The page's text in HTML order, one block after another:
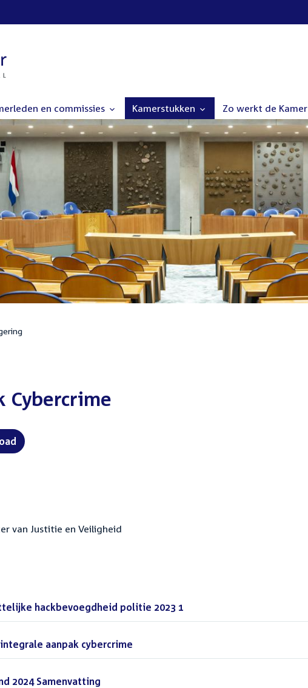
en commissies Kamerstukken Zo werkt de Kamer
Cybercrime
van Justitie en Veiligheid
hackbevoegdheid politie 2023 1
aanpak cybercrime
2024 Samenvatting